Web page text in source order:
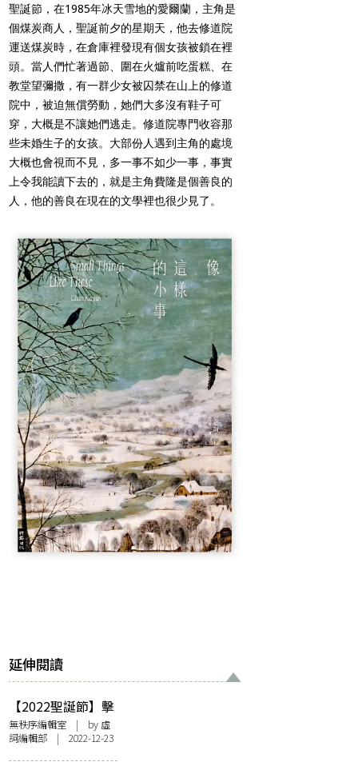
聖誕節，在1985年冰天雪地的愛爾蘭，主角是
個煤炭商人，聖誕前夕的星期天，他去修道院
運送煤炭時，在倉庫裡發現有個女孩被鎖在裡
頭。當人們忙著過節、圍在火爐前吃蛋糕、在
教堂望彌撒，有一群少女被囚禁在山上的修道
院中，被迫無償勞動，她們大多沒有鞋子可
穿，大概是不讓她們逃走。修道院專門收容那
些未婚生子的女孩。大部份人遇到主角的處境
大概也會視而不見，多一事不如少一事，事實
上令我能讀下去的，就是主角費隆是個善良的
人，他的善良在現在的文學裡也很少見了。
延伸閱讀
【2022聖誕節】擊
退空虛寂寞凍！無
秩序編輯室孤獨也
平安書單
無秩序編輯室 | by 虛
詞編輯部 | 2022-12-23